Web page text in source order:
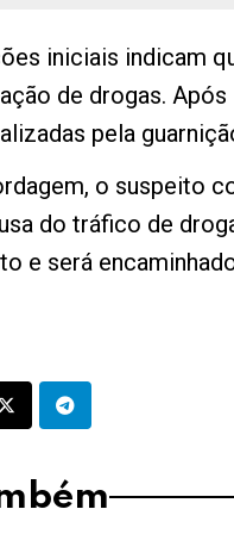
iniciais indicam
de drogas.
pela
o suspeito
do tráfico de
e será